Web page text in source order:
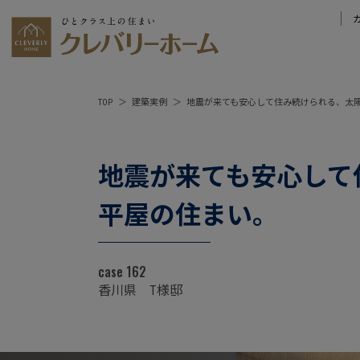
TOP 建築実例 地震が来ても安心して住み続けられる、太
地震が来ても安心し
平屋の住まい。
case 162
香川県 T様邸